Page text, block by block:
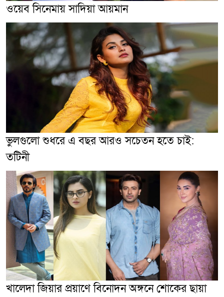
ওয়েব সিনেমায় সাদিয়া আয়মান
ভুলগুলো শুধরে এ বছর আরও সচেতন হতে চাই:
তটিনী
খালেদা জিয়ার প্রয়াণে বিনোদন অঙ্গনে শোকের ছায়া